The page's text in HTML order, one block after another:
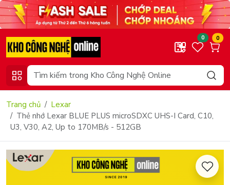
0 0
Trang chủ
Lexar
Thẻ nhớ Lexar BLUE PLUS microSDXC UHS-I Card, C10,
U3, V30, A2, Up to 170MB/s - 512GB